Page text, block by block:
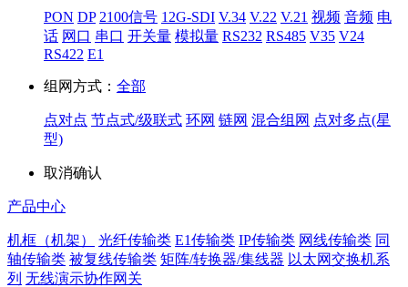
PON DP 2100信号 12G-SDI V.34 V.22 V.21 视频 音频 电
话 网口 串口 开关量 模拟量 RS232 RS485 V35 V24
RS422 E1
组网方式： 全部
点对点 节点式/级联式 环网 链网 混合组网 点对多点(星
型)
取消确认
产品中心
机框（机架） 光纤传输类 E1传输类 IP传输类 网线传输类 同
轴传输类 被复线传输类 矩阵/转换器/集线器 以太网交换机系
列 无线演示协作网关